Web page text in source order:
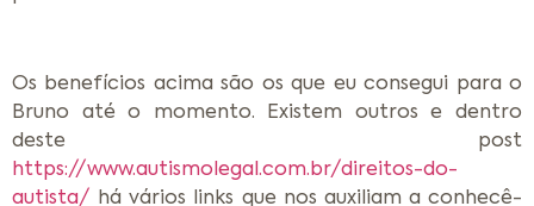
Os benefícios acima são os que eu consegui para o
Bruno até o momento. Existem outros e dentro
deste post
https://www.autismolegal.com.br/direitos-do-
autista/ há vários links que nos auxiliam a conhecê-